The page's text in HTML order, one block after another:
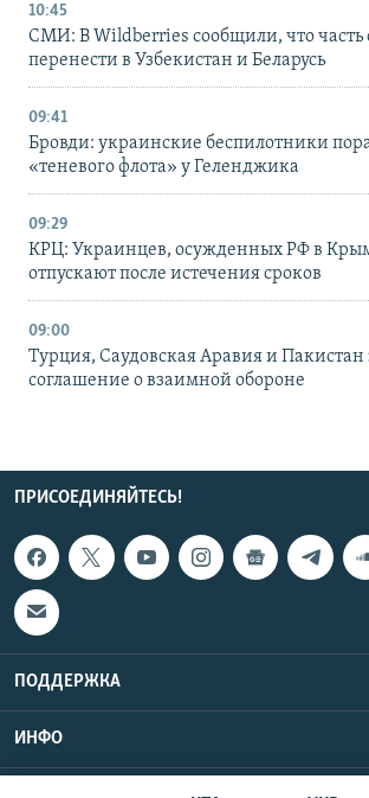
10:45
СМИ: В Wildberries сообщили, что часть
перенести в Узбекистан и Беларусь
09:41
Бровди: украинские беспилотники
«теневого флота» у Геленджика
09:29
КРЦ: Украинцев, осужденных РФ в
отпускают после истечения сроков
09:00
Турция, Саудовская Аравия и
соглашение о взаимной обороне
ПРИСОЕДИНЯЙТЕСЬ!
ПОДДЕРЖКА
ИНФО